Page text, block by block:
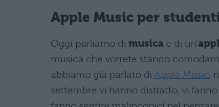
Apple Music per
Oggi parliamo di musica e di un’
musica che vorrete stando
abbiamo già parlato di Apple Music,
settembre vi hanno distratto, vi